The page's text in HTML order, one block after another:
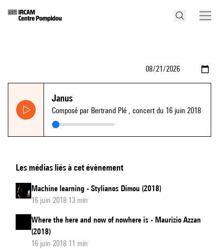
Janus
Composé par Bertrand Plé , concert du 16 juin 2018
Les médias liés à cet évènement
Machine learning - Stylianos Dimou (2018)
16 juin 2018 13 min
Where the here and now of nowhere is - Maurizio Azzan
(2018)
16 juin 2018 11 min